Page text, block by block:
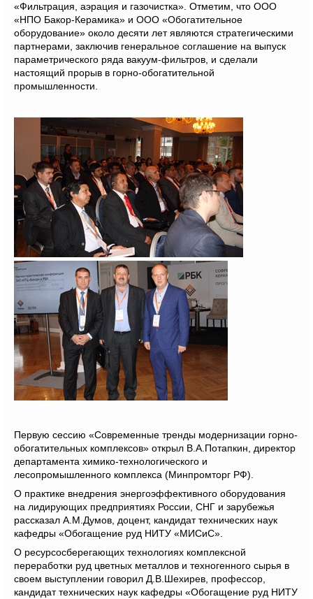
«Фильтрация, аэрация и газочистка». Отметим, что ООО
«НПО Бакор-Керамика» и ООО «Обогатительное
оборудование» около десяти лет являются стратегическими
партнерами, заключив генеральное соглашение на выпуск
параметрического ряда вакуум-фильтров, и сделали
настоящий прорыв в горно-обогатительной
промышленности.
Первую сессию «Современные тренды модернизации горно-
обогатительных комплексов» открыл В.А.Потапкин, директор
департамента химико-технологического и
лесопромышленного комплекса (Минпромторг РФ).
О практике внедрения энергоэффективного оборудования
на лидирующих предприятиях России, СНГ и зарубежья
рассказал А.М.Думов, доцент, кандидат технических наук
кафедры «Обогащение руд НИТУ «МИСиС».
О ресурсосберегающих технологиях комплексной
переработки руд цветных металлов и техногенного сырья в
своем выступлении говорил Д.В.Шехирев, профессор,
кандидат технических наук кафедры «Обогащение руд НИТУ